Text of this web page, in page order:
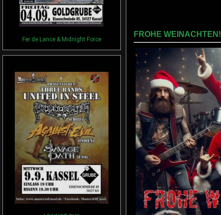
Fer de Lance & Midnight Force
FROHE WEINACHTEN!